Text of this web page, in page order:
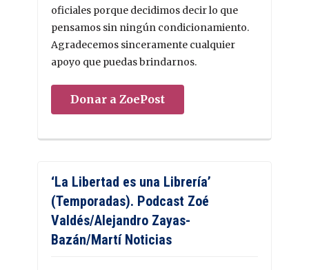
oficiales porque decidimos decir lo que
pensamos sin ningún condicionamiento.
Agradecemos sinceramente cualquier
apoyo que puedas brindarnos.
Donar a ZoePost
‘La Libertad es una Librería’
(Temporadas). Podcast Zoé
Valdés/Alejandro Zayas-
Bazán/Martí Noticias